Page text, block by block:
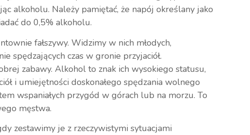
alkoholu. Należy pamiętać, że napój określany jako
do 0,5% alkoholu.
fałszywy. Widzimy w nich młodych,
spędzających czas w gronie przyjaciół.
zabawy. Alkohol to znak ich wysokiego statusu,
i umiejętności doskonałego spędzania wolnego
wspaniałych przygód w górach lub na morzu. To
męstwa.
zestawimy je z rzeczywistymi sytuacjami